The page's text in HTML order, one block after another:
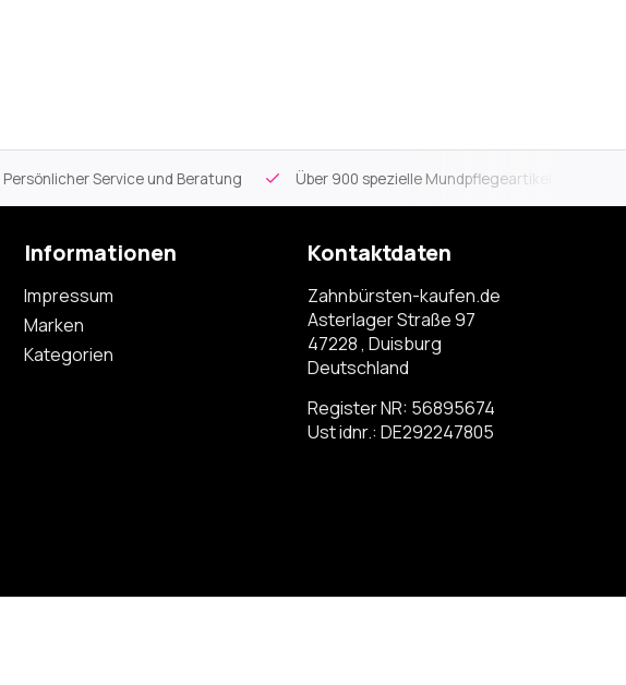
Persönlicher Service und Beratung Über 900 spezielle Mundpflegeartikel
Informationen
Impressum
Marken
Kategorien
Kontaktdaten
Zahnbürsten-kaufen.de
Asterlager Straße 97
47228 , Duisburg
Deutschland
Register NR: 56895674
Ust idnr.: DE292247805